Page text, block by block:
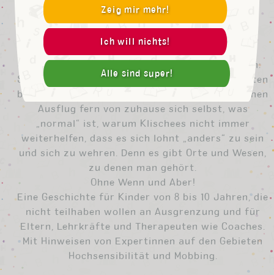
Außerhalb der eigenen vier Wände gleitet Nika
deshalb zuweilen in tiefe Traurigkeit, die alles
zudeckt. Das passiert, wenn Ben und die
Mitschüler sie quälen, isolieren und mobben.
Etwas sonderbar benimmt sie sich tatsächlich:
Sie kann nämlich Schmetterlinge in andere Welten
befördern. Nika erkennt bei einem abenteuerlichen
Ausflug fern von zuhause sich selbst, was
„normal“ ist, warum Klischees nicht immer
weiterhelfen, dass es sich lohnt „anders“ zu sein
und sich zu wehren. Denn es gibt Orte und Wesen,
zu denen man gehört.
Ohne Wenn und Aber!
Eine Geschichte für Kinder von 8 bis 10 Jahren, die
nicht teilhaben wollen an Ausgrenzung und für
Eltern, Lehrkräfte und Therapeuten wie Coaches.
Mit Hinweisen von Expertinnen auf den Gebieten
Hochsensibilität und Mobbing.
Zeig mir mehr!
Ich will nichts!
Alle sind super!